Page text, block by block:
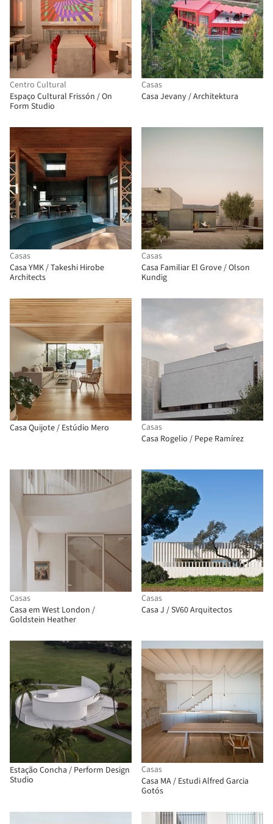
Centro Cultural
Espaço Cultural Frissón / On
Form Studio
Casas
Casa Jevany / Architektura
Casas
Casa YMK / Takeshi Hirobe
Architects
Casas
Casa Familiar El Grove / Olson
Kundig
Casa Quijote / Estúdio Mero
Casas
Casa Rogelio / Pepe Ramírez
Casas
Casa em West London /
Goldstein Heather
Casas
Casa J / SV60 Arquitectos
Estação Concha / Perform Design
Studio
Casas
Casa MA / Estudi Alfred Garcia
Gotós